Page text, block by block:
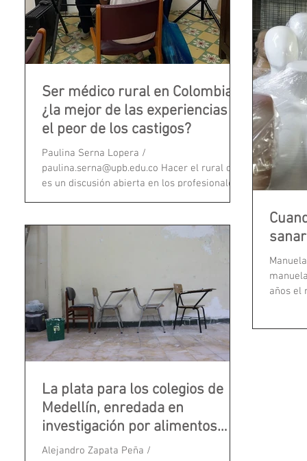
Ser médico rural en Colombia:
¿la mejor de las experiencias o
el peor de los castigos?
Paulina Serna Lopera /
paulina.serna@upb.edu.co Hacer el rural o no
es un discusión abierta en los profesionales
sanar
años el
La plata para los colegios de
Medellín, enredada en
investigación por alimentos
escolares
Alejandro Zapata Peña /